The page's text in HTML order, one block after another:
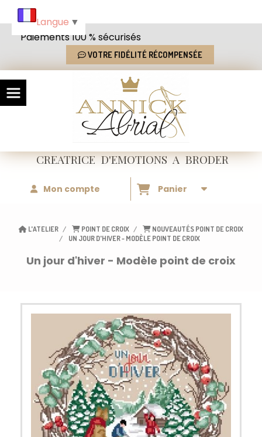
Paiements 100 % sécurisés
VOTRE FIDÉLITÉ RÉCOMPENSÉE
CREATRICED'EMOTIONSA BRODER
Mon compte Panier
L'ATELIER POINT DE CROIX
NOUVEAUTÉS POINT DE CROIX
UN JOUR D'HIVER - MODÈLE POINT DE CROIX
Un jour d'hiver - Modèle point de croix
Langue ▼